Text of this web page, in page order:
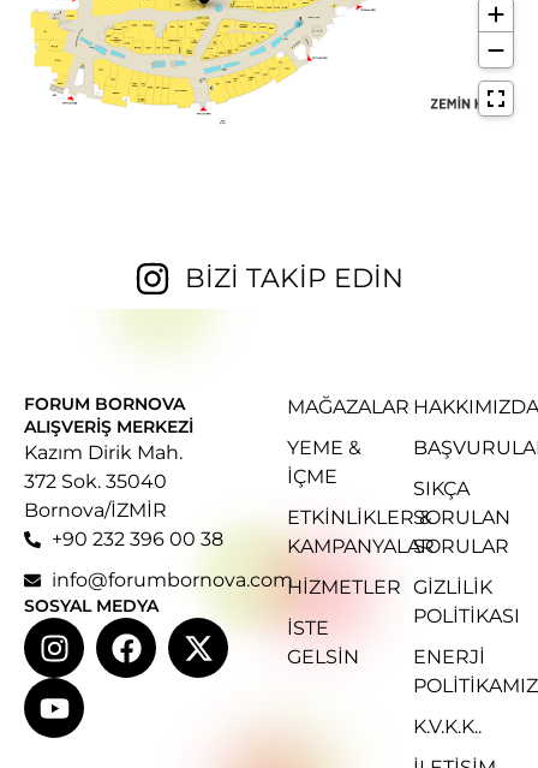
BİZİ TAKİP EDİN
FORUM BORNOVA
ALIŞVERIŞ MERKEZI
Kazım Dirik Mah.
372 Sok. 35040
Bornova/İZMİR
+90 232 396 00 38
info@forumbornova.com
SOSYAL MEDYA
MAĞAZALAR
YEME &
İÇME
ETKINLIKLER &
KAMPANYALAR
HIZMETLER
İSTE
GELSIN
HAKKIMIZDA
SIKÇA
SORULAN
SORULAR
GIZLILIK
POLITIKASI
ENERJI
POLITIKAMIZ
K.V.K.K..